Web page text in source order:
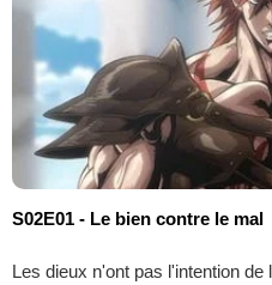
S02E01 - Le bien contre le mal
Les dieux n'ont pas l'intention